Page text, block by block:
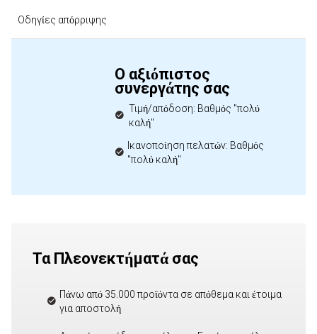
Οδηγίες απόρριψης
Ο αξιόπιστος
συνεργάτης σας
Τιμή/απόδοση: Βαθμός "πολύ
καλή"
Ικανοποίηση πελατών: Βαθμός
"πολύ καλή"
Τα Πλεονεκτήματά σας
Πάνω από 35.000 προϊόντα σε απόθεμα και έτοιμα
για αποστολή